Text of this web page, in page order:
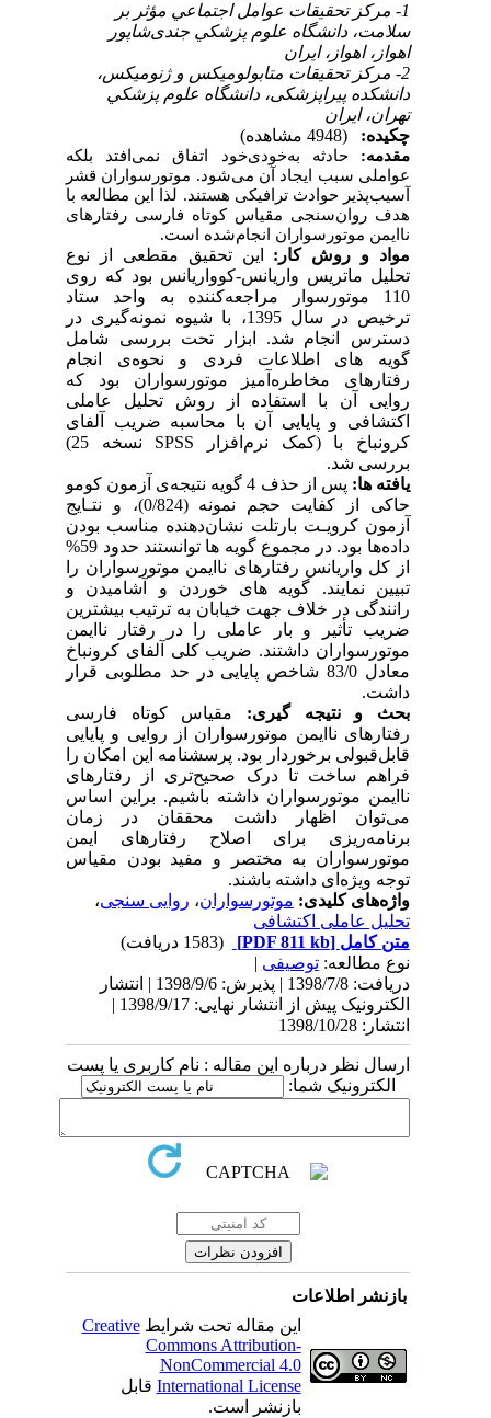
1- ﻣﺮﻛﺰ تحقیقات ﻋﻮاﻣﻞ اﺟﺘﻤﺎﻋﻲ مؤثر ﺑﺮ
ﺳﻼﻣﺖ، داﻧﺸﮕﺎه ﻋﻠﻮم ﭘﺰﺷﻜﻲ جندی‌شاپور
اهواز، اهواز، اﻳﺮان
2- مرکز تحقیقات متابولومیکس و ژنومیکس،
دانشکده پیراپزشکی، داﻧﺸﮕﺎه ﻋﻠﻮم ﭘﺰﺷﻜﻲ
تهران، اﻳﺮان
چکیده:
مقدمه:
حادثه به‌خودی‌خود اتفاق نمی‌افتد بلکه
عواملی سبب ایجاد آن می‌شود. موتورسواران قشر
آسیب‌پذیر حوادث ترافیکی هستند. لذا این مطالعه با
هدف روان‌سنجی مقیاس کوتاه فارسی رفتارهای
ناایمن موتورسواران انجام‌شده است.
مواد و روش کار: این تحقیق مقطعی از نوع
تحلیل ماتریس واریانس-کوواریانس بود که روی
110 موتورسوار مراجعه‌کننده به واحد ستاد
ترخیص در سال 1395، با شیوه نمونه‌گیری در
دسترس انجام شد. ابزار تحت بررسی شامل
گویه های اطلاعات فردی و نحوه‌ی انجام
رفتارهای مخاطره‌آمیز موتورسواران بود که
روایی آن با استفاده از روش تحلیل عاملی
اکتشافی و پایایی آن با محاسبه ضریب آلفای
کرونباخ با (کمک نرم‌افزار
SPSS
نسخه 25)
بررسی شد.
یافته ها:
پس از حذف 4 گویه نتیجه‌ی آزمون کومو
حاکی از کفایت حجم نمونه (0/824)، و نتـایج
آزمون کرویـت بارتلت نشان‌دهنده مناسب بودن
داده‌ها بود.
در مجموع گویه ها توانستند حدود 59%
از کل واریانس رفتارهای ناایمن موتورسواران را
تبیین نمایند. گویه های خوردن و آشامیدن و
رانندگی در خلاف جهت خیابان به ترتیب بیشترین
ضریب تأثیر و بار عاملی را در رفتار ناایمن
موتورسواران داشتند. ضریب کلی آلفای کرونباخ
معادل 83/0 شاخص پایایی در حد مطلوبی قرار
داشت.
بحث و نتیجه گیری:
مقیاس کوتاه فارسی
رفتارهای ناایمن موتورسواران از روایی و پایایی
قابل‌قبولی برخوردار بود. پرسشنامه این امکان را
فراهم ساخت تا درک صحیح‌تری از رفتارهای
ناایمن موتورسواران داشته باشیم. براین اساس
می‌توان اظهار داشت محققان در زمان
برنامه‌ریزی برای اصلاح رفتارهای ایمن
موتورسواران به مختصر و مفید بودن مقیاس
توجه ویژه‌ای داشته باشند.
واژه‌های کلیدی:موتورسواران ،روایی سنجی،
تحلیل عاملی اکتشافی
متن کامل[PDF 811 kb]
نوع مطالعه:توصیفی|
دریافت: 1398/7/8 | پذیرش: 1398/9/6 | انتشار
الکترونیک پیش از انتشار نهایی: 1398/9/17 |
انتشار: 1398/10/28
ارسال نظر درباره این مقاله : نام کاربری یا پست
الکترونیک شما:
بازنشر اطلاعات
این مقاله تحت شرایطCreative
Commons Attribution-
NonCommercial 4.0
International Licenseقابل
بازنشر است.